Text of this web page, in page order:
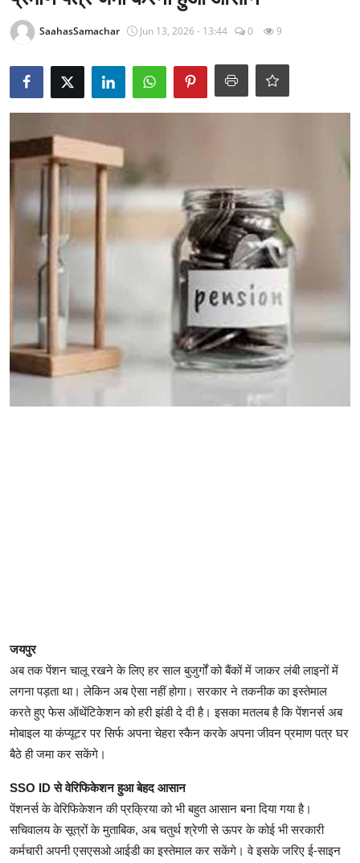
राजनीति
Epaper
लाइफस्टाइल
टेक
SaahasSamachar Jun 13, 2026 - 13:44 0 9
जयपुर
अब तक पेंशन चालू रखने के लिए हर साल बुजुर्गों को बैंकों में जाकर लंबी लाइनों में
लगना पड़ता था। लेकिन अब ऐसा नहीं होगा। सरकार ने तकनीक का इस्तेमाल
करते हुए फेस ऑथेंटिकेशन को हरी झंडी दे दी है। इसका मतलब है कि पेंशनर्स अब
मोबाइल या कंप्यूटर पर सिर्फ अपना चेहरा स्कैन करके अपना जीवन प्रमाण पत्र घर
बैठे ही जमा कर सकेंगे।
SSO ID से वेरिफिकेशन हुआ बेहद आसान
पेंशनर्स के वेरिफिकेशन की प्रक्रिया को भी बहुत आसान बना दिया गया है।
सचिवालय के सूत्रों के मुताबिक, अब चतुर्थ श्रेणी से ऊपर के कोई भी सरकारी
कर्मचारी अपनी एसएसओ आईडी का इस्तेमाल कर सकेंगे। वे इसके जरिए ई-साइन